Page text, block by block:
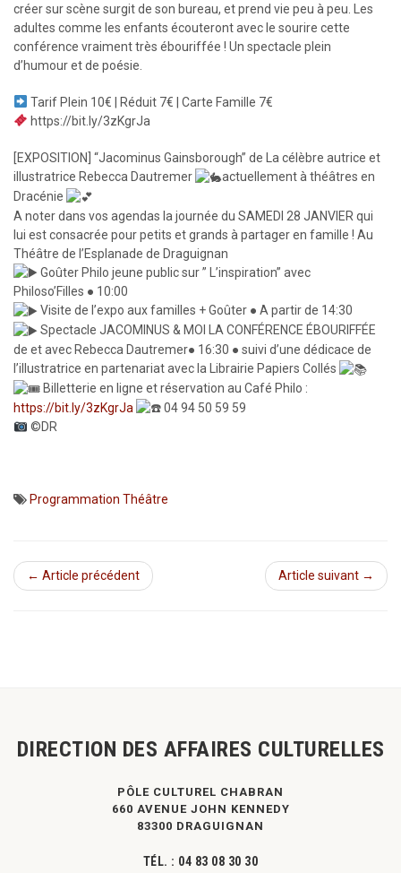
créer sur scène surgit de son bureau, et prend vie peu à peu. Les
adultes comme les enfants écouteront avec le sourire cette
conférence vraiment très ébouriffée ! Un spectacle plein
d’humour et de poésie.
Tarif Plein 10€ | Réduit 7€ | Carte Famille 7€
https://bit.ly/3zKgrJa
[EXPOSITION] “Jacominus Gainsborough” de La célèbre autrice et
illustratrice Rebecca Dautremer
actuellement à théâtres en
Dracénie
A noter dans vos agendas la journée du SAMEDI 28 JANVIER qui
lui est consacrée pour petits et grands à partager en famille ! Au
Théâtre de l’Esplanade de Draguignan
Goûter Philo jeune public sur ” L’inspiration” avec
Philoso’Filles ● 10:00
Visite de l’expo aux familles + Goûter ● A partir de 14:30
Spectacle JACOMINUS & MOI LA CONFÉRENCE ÉBOURIFFÉE
de et avec Rebecca Dautremer● 16:30 ● suivi d’une dédicace de
l’illustratrice en partenariat avec la
Librairie Papiers Collés
Billetterie en ligne et réservation au Café Philo :
https://bit.ly/3zKgrJa
04 94 50 59 59
©DR
Programmation Théâtre
← Article précédent Article suivant →
DIRECTION DES AFFAIRES CULTURELLES
PÔLE CULTUREL CHABRAN
660 AVENUE JOHN KENNEDY
83300 DRAGUIGNAN
TÉL. : 04 83 08 30 30